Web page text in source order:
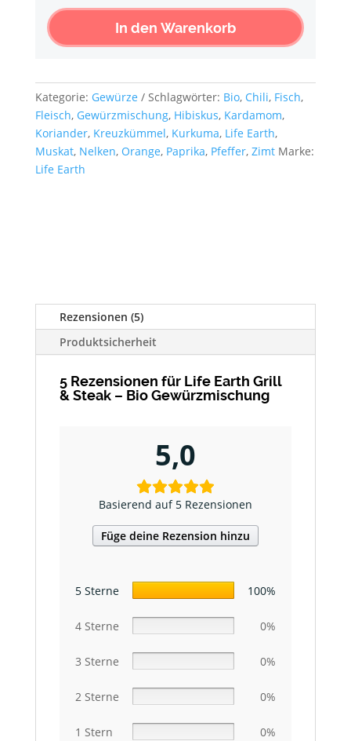
In den Warenkorb
Kategorie: Gewürze Schlagwörter: Bio, Chili, Fisch,
Fleisch, Gewürzmischung, Hibiskus, Kardamom,
Koriander, Kreuzkümmel, Kurkuma, Life Earth,
Muskat, Nelken, Orange, Paprika, Pfeffer, Zimt Marke:
Life Earth
Rezensionen (5)
Produktsicherheit
5 Rezensionen für Life Earth Grill
& Steak – Bio Gewürzmischung
5,0
Basierend auf 5 Rezensionen
Füge deine Rezension hinzu
5 Sterne 100%
4 Sterne 0%
3 Sterne 0%
2 Sterne 0%
1 Stern 0%